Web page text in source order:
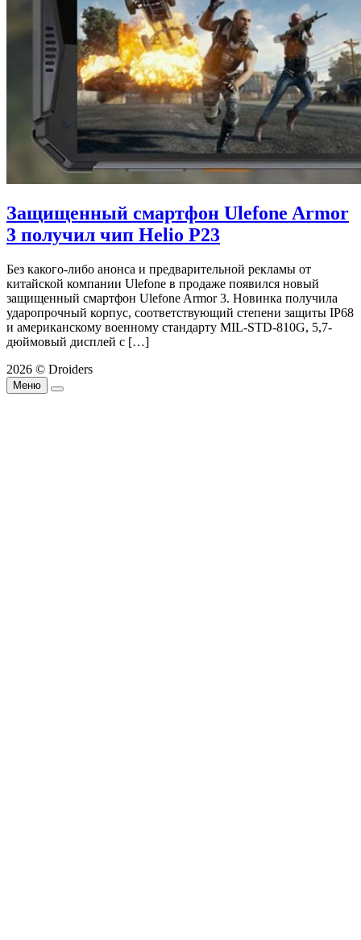
Защищенный смартфон Ulefone Armor
3 получил чип Helio P23
Без какого-либо анонса и предварительной рекламы от
китайской компании Ulefone в продаже появился новый
защищенный смартфон Ulefone Armor 3. Новинка получила
ударопрочный корпус, соответствующий степени защиты IP68
и американскому военному стандарту MIL-STD-810G, 5,7-
дюймовый дисплей с […]
2026 © Droiders
Меню